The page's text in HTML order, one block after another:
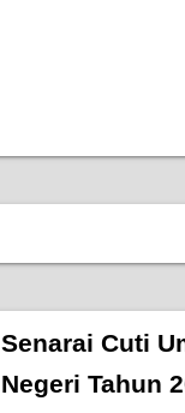
Senarai Cuti
Negeri Tahun